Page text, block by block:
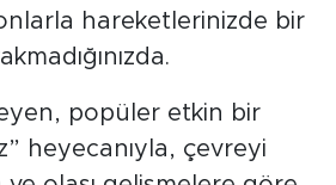
hareketlerinizde bir
popüler etkin bir
heyecanıyla, çevreyi